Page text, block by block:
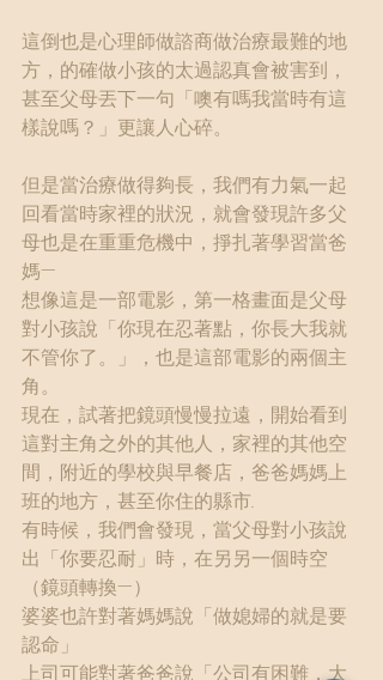
這倒也是心理師做諮商做治療最難的地
方，的確做小孩的太過認真會被害到，
甚至父母丟下一句「噢有嗎我當時有這
樣說嗎？」更讓人心碎。
但是當治療做得夠長，我們有力氣一起
回看當時家裡的狀況，就會發現許多父
母也是在重重危機中，掙扎著學習當爸
媽—
想像這是一部電影，第一格畫面是父母
對小孩說「你現在忍著點，你長大我就
不管你了。」，也是這部電影的兩個主
角。
現在，試著把鏡頭慢慢拉遠，開始看到
這對主角之外的其他人，家裡的其他空
間，附近的學校與早餐店，爸爸媽媽上
班的地方，甚至你住的縣市..
有時候，我們會發現，當父母對小孩說
出「你要忍耐」時，在另另一個時空
（鏡頭轉換—）
婆婆也許對著媽媽說「做媳婦的就是要
認命」
上司可能對著爸爸說「公司有困難，大